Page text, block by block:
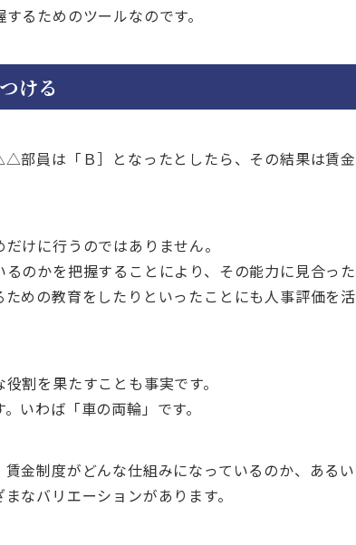
るためのツールなのです。
ける
部員は「Ｂ］となったとしたら、その結果は賃金
けに行うのではありません。
のかを把握することにより、その能力に見合った
めの教育をしたりといったことにも人事評価を活
割を果たすことも事実です。
いわば「車の両輪」です。
金制度がどんな仕組みになっているのか、あるい
なバリエーションがあります。